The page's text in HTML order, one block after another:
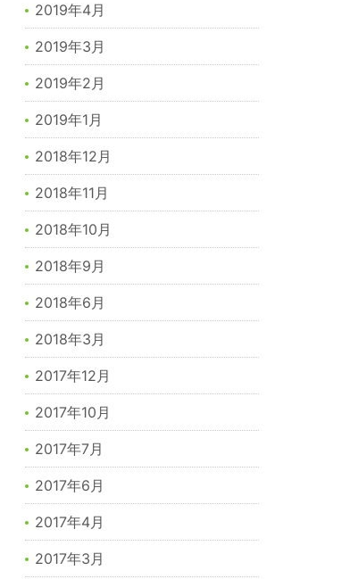
2019年4月
2019年3月
2019年2月
2019年1月
2018年12月
2018年11月
2018年10月
2018年9月
2018年6月
2018年3月
2017年12月
2017年10月
2017年7月
2017年6月
2017年4月
2017年3月